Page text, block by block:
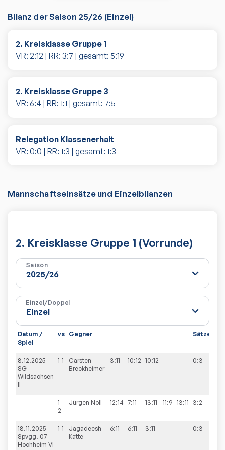
Bilanz der Saison 25/26 (Einzel)
2. Kreisklasse Gruppe 1
VR: 2:12 | RR: 3:7 | gesamt: 5:19
2. Kreisklasse Gruppe 3
VR: 6:4 | RR: 1:1 | gesamt: 7:5
Relegation Klassenerhalt
VR: 0:0 | RR: 1:3 | gesamt: 1:3
Mannschaftseinsätze und Einzelbilanzen
2. Kreisklasse Gruppe 1 (Vorrunde)
Saison
Einzel/Doppel
Datum /
Spiel
vs Gegner Sätze
8.12.2025
SG
Wildsachsen
II
1-1
Carsten
Breckheimer
3:11 10:12 10:12 0:3
1-
2
Jürgen Noll 12:14 7:11 13:11 11:9 13:11 3:2
18.11.2025
Spvgg. 07
Hochheim VI
1-1
Jagadeesh
Katte
6:11 6:11 3:11 0:3